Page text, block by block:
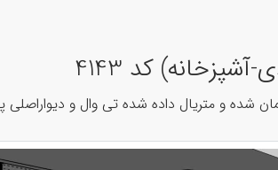
کد 4143
و متریال داده شده تی وال و دیواراصلی